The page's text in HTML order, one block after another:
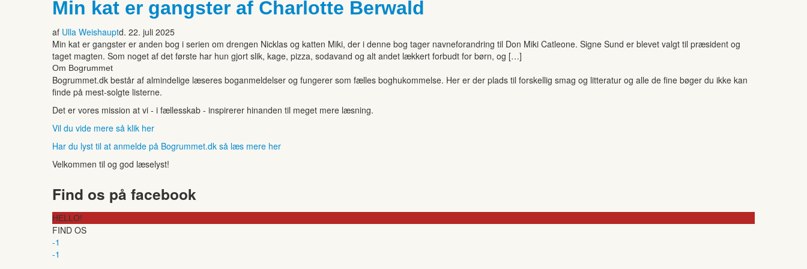
Min kat er gangster af Charlotte Berwald
af Ulla Weishauptd. 22. juli 2025
Min kat er gangster er anden bog i serien om drengen Nicklas og katten Miki, der i denne bog tager navneforandring til Don Miki Catleone. Signe Sund er blevet valgt til præsident og
taget magten. Som noget af det første har hun gjort slik, kage, pizza, sodavand og alt andet lækkert forbudt for børn, og […]
Om Bogrummet
Bogrummet.dk består af almindelige læseres boganmeldelser og fungerer som fælles boghukommelse. Her er der plads til forskellig smag og litteratur og alle de fine bøger du ikke kan
finde på mest-solgte listerne.
Det er vores mission at vi - i fællesskab - inspirerer hinanden til meget mere læsning.
Vil du vide mere så klik her
Har du lyst til at anmelde på Bogrummet.dk så læs mere her
Velkommen til og god læselyst!
Find os på facebook
HELLO!
FIND OS
-1
-1